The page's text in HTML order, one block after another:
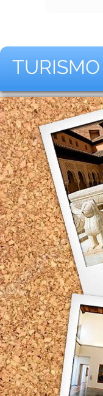
TURISMO